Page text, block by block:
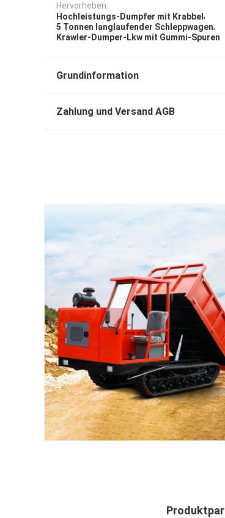
Hervorheben:
Hochleistungs-Dumpfer mit Krabbel ,
5 Tonnen langlaufender Schleppwagen,
Krawler-Dumper-Lkw mit Gummi-Spuren
Grundinformation
Zahlung und Versand AGB